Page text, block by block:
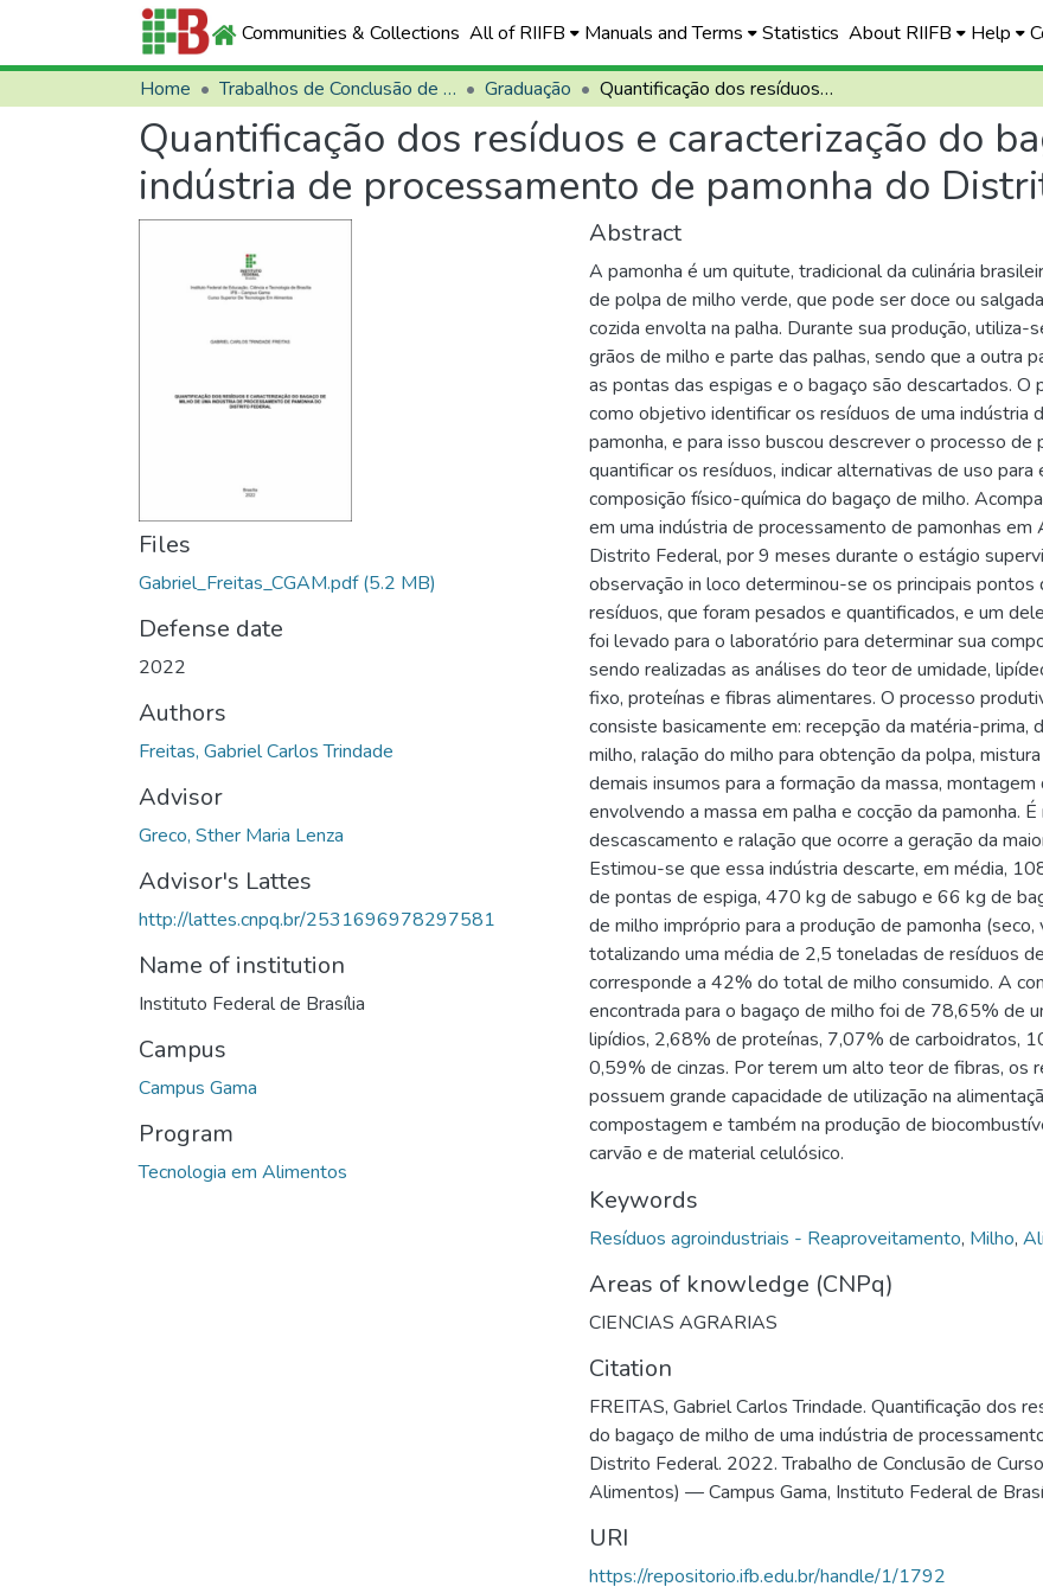
Communities & Collections All of RIIFB Manuals and Terms Statistics About RIIFB Help
Home Trabalhos de Conclusão de Curso (TCCs) Graduação Quantificação dos resíduos e caracterização do bagaço de milho de uma indústria de processamento de pamonha do Distrito Federal
Quantificação dos resíduos e caracterização do
indústria de processamento de pamonha do
Files
Gabriel_Freitas_CGAM.pdf(5.2 MB)
Defense date
2022
Authors
Freitas, Gabriel Carlos Trindade
Advisor
Greco, Sther Maria Lenza
Advisor's Lattes
http://lattes.cnpq.br/2531696978297581
Name of institution
Instituto Federal de Brasília
Campus
Campus Gama
Program
Tecnologia em Alimentos
Abstract
A pamonha é um quitute, tradicional da culinária
de polpa de milho verde, que pode ser doce ou
cozida envolta na palha. Durante sua produção, utiliza-
grãos de milho e parte das palhas, sendo que a outra
as pontas das espigas e o bagaço são descartados.
como objetivo identificar os resíduos de uma indústria
pamonha, e para isso buscou descrever o processo de
quantificar os resíduos, indicar alternativas de uso para
composição físico-química do bagaço de milho.
em uma indústria de processamento de pamonhas em
Distrito Federal, por 9 meses durante o estágio
observação in loco determinou-se os principais pontos
resíduos, que foram pesados e quantificados, e um
foi levado para o laboratório para determinar sua
sendo realizadas as análises do teor de umidade,
fixo, proteínas e fibras alimentares. O processo
consiste basicamente em: recepção da matéria-prima,
milho, ralação do milho para obtenção da polpa,
demais insumos para a formação da massa, montagem
envolvendo a massa em palha e cocção da pamonha.
descascamento e ralação que ocorre a geração da
Estimou-se que essa indústria descarte, em média,
de pontas de espiga, 470 kg de sabugo e 66 kg de
de milho impróprio para a produção de pamonha (seco,
totalizando uma média de 2,5 toneladas de resíduos
corresponde a 42% do total de milho consumido. A
encontrada para o bagaço de milho foi de 78,65% de
lipídios, 2,68% de proteínas, 7,07% de carboidratos,
0,59% de cinzas. Por terem um alto teor de fibras, os
possuem grande capacidade de utilização na
compostagem e também na produção de
carvão e de material celulósico.
Keywords
Resíduos agroindustriais - Reaproveitamento, Milho,
Areas of knowledge (CNPq)
CIENCIAS AGRARIAS
Citation
FREITAS, Gabriel Carlos Trindade. Quantificação dos
do bagaço de milho de uma indústria de
Distrito Federal. 2022. Trabalho de Conclusão de
Alimentos) — Campus Gama, Instituto Federal de
URI
https://repositorio.ifb.edu.br/handle/1/1792